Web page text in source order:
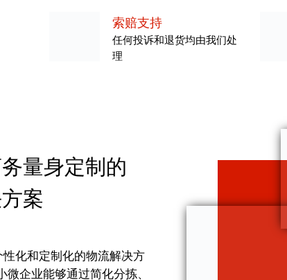
索赔支持
任何投诉和退货均由我们处
理
量身定制的
案
化和定制化的物流解决方
企业能够通过简化分拣、